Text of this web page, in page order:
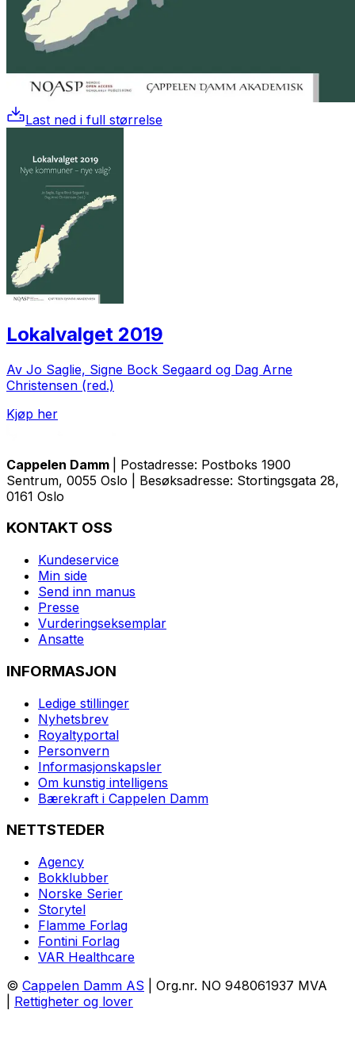
Last ned i full størrelse
Lokalvalget 2019
Av Jo Saglie, Signe Bock Segaard og Dag Arne
Christensen (red.)
Kjøp her
Cappelen Damm
| Postadresse: Postboks 1900
Sentrum, 0055 Oslo | Besøksadresse: Stortingsgata 28,
0161 Oslo
KONTAKT OSS
Kundeservice
Min side
Send inn manus
Presse
Vurderingseksemplar
Ansatte
INFORMASJON
Ledige stillinger
Nyhetsbrev
Royaltyportal
Personvern
Informasjonskapsler
Om kunstig intelligens
Bærekraft i Cappelen Damm
NETTSTEDER
Agency
Bokklubber
Norske Serier
Storytel
Flamme Forlag
Fontini Forlag
VAR Healthcare
© Cappelen Damm AS | Org.nr. NO 948061937 MVA
Rettigheter og lover